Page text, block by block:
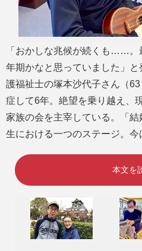
「おかしな兆候が続くも……。
年期かなと思っていました」
護福祉士の塚本沙代子さん（
症して6年。絶望を乗り越え、
家族の会を主宰している。「結
生における一つのステージ。今
本文を